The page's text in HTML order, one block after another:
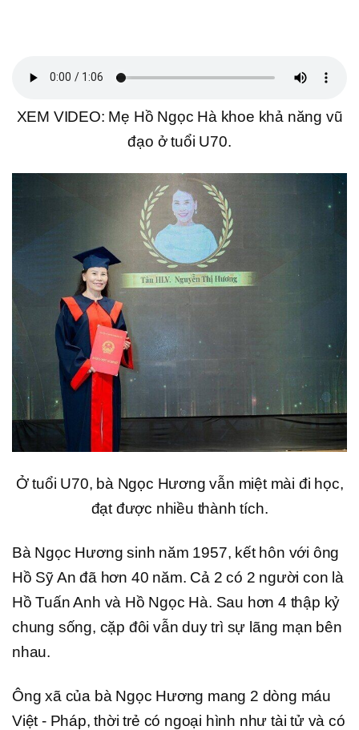
XEM VIDEO: Mẹ Hồ Ngọc Hà khoe khả năng vũ
đạo ở tuổi U70.
Ở tuổi U70, bà Ngọc Hương vẫn miệt mài đi học,
đạt được nhiều thành tích.
Bà Ngọc Hương sinh năm 1957, kết hôn với ông
Hồ Sỹ An đã hơn 40 năm. Cả 2 có 2 người con là
Hồ Tuấn Anh và Hồ Ngọc Hà. Sau hơn 4 thập kỷ
chung sống, cặp đôi vẫn duy trì sự lãng mạn bên
nhau.
Ông xã của bà Ngọc Hương mang 2 dòng máu
Việt - Pháp, thời trẻ có ngoại hình như tài tử và có